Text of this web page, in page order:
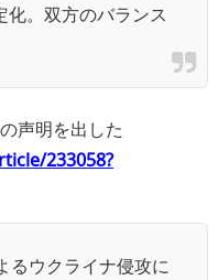
。双方のバランス
声明を出した
233058?
るウクライナ侵攻に